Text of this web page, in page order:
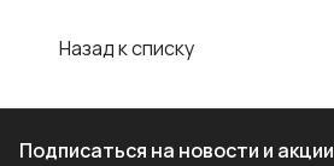
Назад к списку
Подписаться на новости и акции